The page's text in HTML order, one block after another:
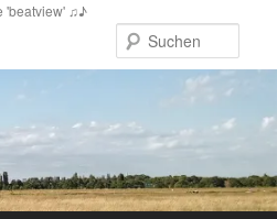
'beatview' ♫♪